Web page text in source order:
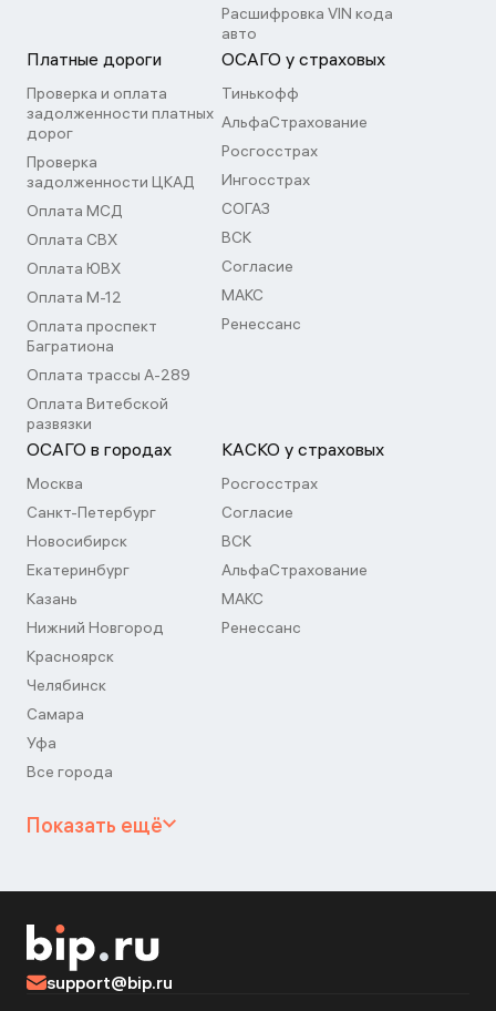
Расшифровка VIN кода
авто
Платные дороги
Проверка и оплата
задолженности платных
дорог
Проверка
задолженности ЦКАД
Оплата МСД
Оплата СВХ
Оплата ЮВХ
Оплата М-12
Оплата проспект
Багратиона
Оплата трассы А-289
Оплата Витебской
развязки
ОСАГО у страховых
Тинькофф
АльфаСтрахование
Росгосстрах
Ингосстрах
СОГАЗ
ВСК
Согласие
МАКС
Ренессанс
ОСАГО в городах
Москва
Санкт-Петербург
Новосибирск
Екатеринбург
Казань
Нижний Новгород
Красноярск
Челябинск
Самара
Уфа
Все города
КАСКО у страховых
Росгосстрах
Согласие
ВСК
АльфаСтрахование
МАКС
Ренессанс
Показать ещё
support@bip.ru